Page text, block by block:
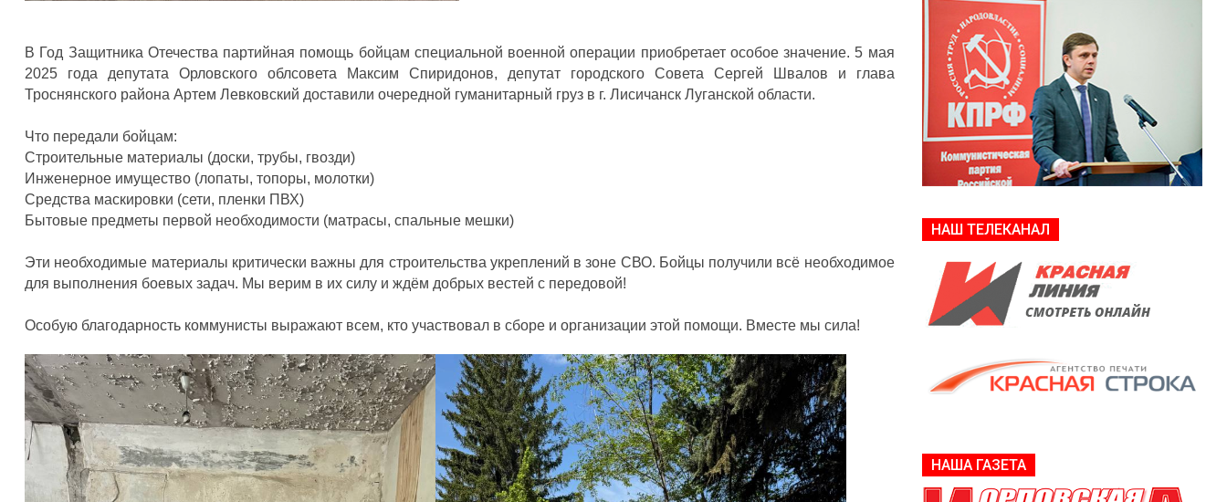
В Год Защитника Отечества партийная помощь бойцам специальной военной операции приобретает особое значение. 5 мая
2025 года депутата Орловского облсовета Максим Спиридонов, депутат городского Совета Сергей Швалов и глава
Троснянского района Артем Левковский доставили очередной гуманитарный груз в г. Лисичанск Луганской области.
Что передали бойцам:
Строительные материалы (доски, трубы, гвозди)
Инженерное имущество (лопаты, топоры, молотки)
Средства маскировки (сети, пленки ПВХ)
Бытовые предметы первой необходимости (матрасы, спальные мешки)
Эти необходимые материалы критически важны для строительства укреплений в зоне СВО. Бойцы получили всё необходимое
для выполнения боевых задач. Мы верим в их силу и ждём добрых вестей с передовой!
Особую благодарность коммунисты выражают всем, кто участвовал в сборе и организации этой помощи. Вместе мы сила!
НАШ ТЕЛЕКАНАЛ
НАША ГАЗЕТА